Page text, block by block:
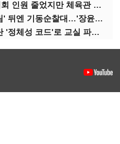
'올공 시위' 2개월…집회 인원 줄었지만 체육관 봉쇄 계속
'신림동·서현역 칼부림' 뒤엔 기동순찰대…'장윤기 은폐·조작' 후엔 내부비리수사대
극우 콘텐츠, 또래집단 '정체성 코드'로 교실 파고들었다